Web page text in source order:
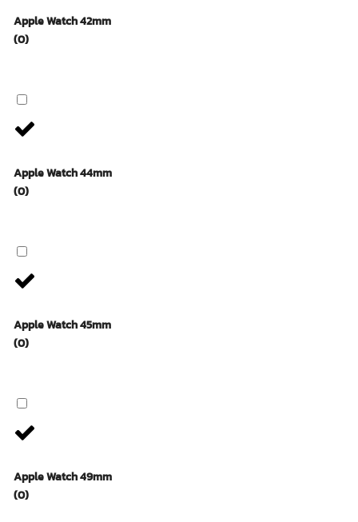
Apple Watch 42mm
(0)
Apple Watch 44mm
(0)
Apple Watch 45mm
(0)
Apple Watch 49mm
(0)